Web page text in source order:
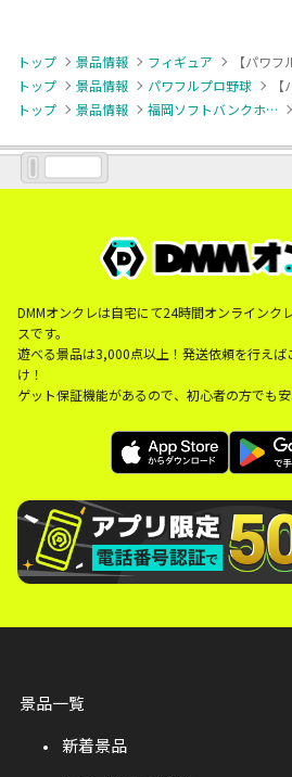
トップ 景品情報 フィギュア
トップ
景品情報 パワフルプロ野球
トップ
景品情報 福岡ソフトバンクホークス
DMMオンクレは自宅にて24時間オンラインク
スです。
遊べる景品は3,000点以上！発送依頼を行えば
け！
ゲット保証機能があるので、初心者の方でも安
景品一覧
新着景品